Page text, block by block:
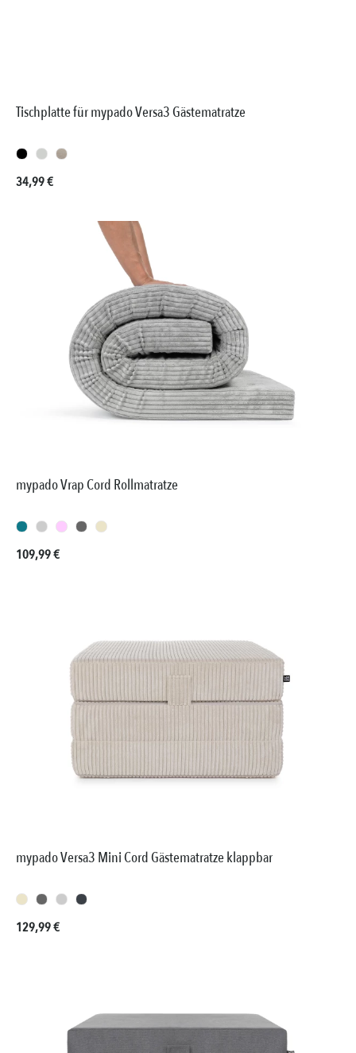
Tischplatte für mypado Versa3 Gästematratze
Regulärer Preis:
34,99 €
mypado Vrap Cord Rollmatratze
Regulärer Preis:
109,99 €
mypado Versa3 Mini Cord Gästematratze klappbar
Regulärer Preis:
129,99 €